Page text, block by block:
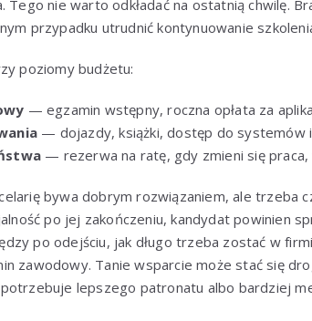
Tego nie warto odkładać na ostatnią chwilę.
przypadku utrudnić kontynuowanie
poziomy budżetu:
— egzamin wstępny, roczna opłata za
— dojazdy, książki, dostęp do systemów
— rezerwa na ratę, gdy zmieni się
bywa dobrym rozwiązaniem, ale trzeba
po jej zakończeniu, kandydat powinien
po odejściu, jak długo trzeba zostać w
zawodowy. Tanie wsparcie może stać się
lepszego patronatu albo bardziej